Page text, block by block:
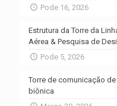
Pode 16, 2026
Estrutura da Torre da
Aérea & Pesquisa de
Pode 5, 2026
Torre de comunicação
biônica